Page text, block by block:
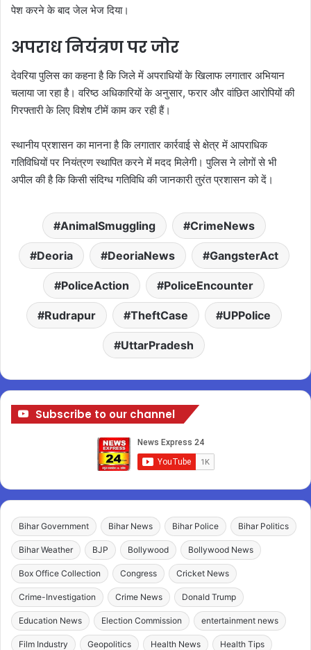
पेश करने के बाद जेल भेज दिया।
अपराध नियंत्रण पर जोर
देवरिया पुलिस का कहना है कि जिले में अपराधियों के खिलाफ लगातार अभियान
चलाया जा रहा है। वरिष्ठ अधिकारियों के अनुसार, फरार और वांछित आरोपियों की
गिरफ्तारी के लिए विशेष टीमें काम कर रही हैं।
स्थानीय प्रशासन का मानना है कि लगातार कार्रवाई से क्षेत्र में आपराधिक
गतिविधियों पर नियंत्रण स्थापित करने में मदद मिलेगी। पुलिस ने लोगों से भी
अपील की है कि किसी संदिग्ध गतिविधि की जानकारी तुरंत प्रशासन को दें।
AnimalSmuggling CrimeNews
Deoria DeoriaNews GangsterAct
PoliceAction PoliceEncounter
Rudrapur TheftCase UPPolice
UttarPradesh
Subscribe to our channel
Bihar Government Bihar News Bihar Police Bihar Politics
Bihar Weather BJP Bollywood Bollywood News
Box Office Collection Congress Cricket News
Crime-Investigation Crime News Donald Trump
Education News Election Commission entertainment news
Film Industry Geopolitics Health News Health Tips